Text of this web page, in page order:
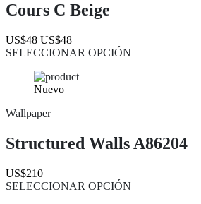
Cours C Beige
US$48 US$48
SELECCIONAR OPCIÓN
Nuevo
Wallpaper
Structured Walls A86204
US$210
SELECCIONAR OPCIÓN